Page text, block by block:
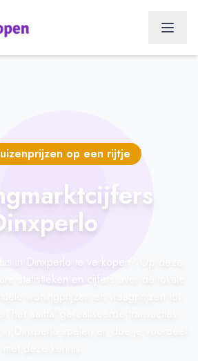
op een rijtje
in Dinxperlo te verkopen? Op deze
statistieken en cijfers over de lokale